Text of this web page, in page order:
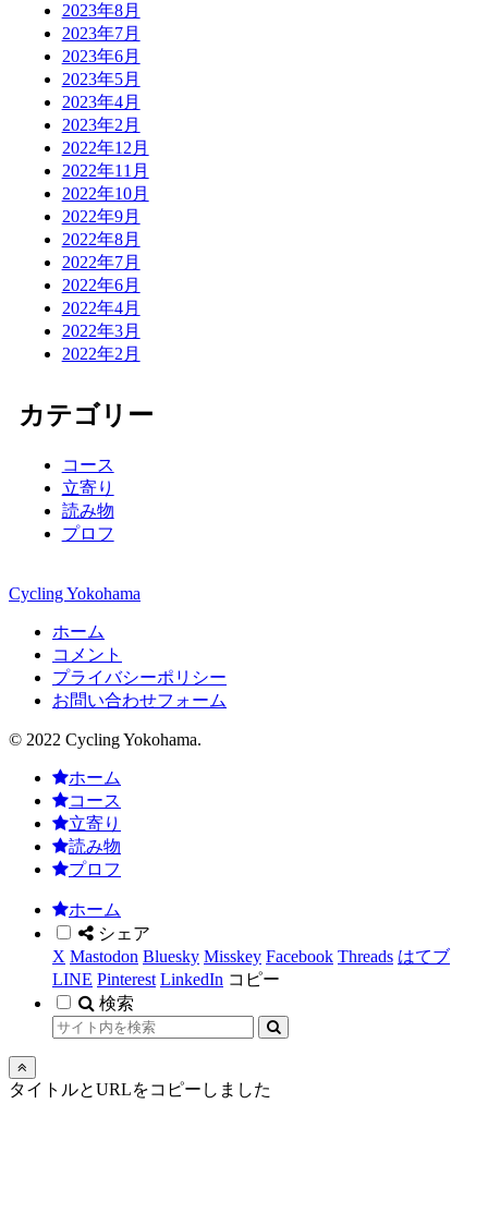
2023年8月
2023年7月
2023年6月
2023年5月
2023年4月
2023年2月
2022年12月
2022年11月
2022年10月
2022年9月
2022年8月
2022年7月
2022年6月
2022年4月
2022年3月
2022年2月
カテゴリー
コース
立寄り
読み物
プロフ
Cycling Yokohama
ホーム
コメント
プライバシーポリシー
お問い合わせフォーム
© 2022 Cycling Yokohama.
ホーム
コース
立寄り
読み物
プロフ
ホーム
シェア
X Mastodon Bluesky Misskey Facebook Threads はてブ
LINE Pinterest LinkedIn コピー
検索
タイトルとURLをコピーしました